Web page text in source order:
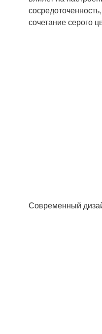
сочетание серого
Современный